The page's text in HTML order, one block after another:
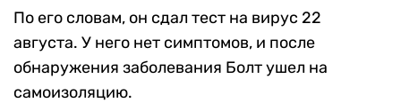
По его словам, он сдал тест на вирус 22
августа. У него нет симптомов, и после
обнаружения заболевания Болт ушел на
самоизоляцию.